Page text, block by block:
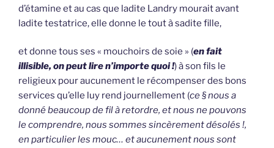
d’étamine et au cas que ladite Landry mourait avant
ladite testatrice, elle donne le tout à sadite fille,
et donne tous ses « mouchoirs de soie » (en fait
illisible, on peut lire n’importe quoi !) à son fils le
religieux pour aucunement le récompenser des bons
services qu’elle luy rend journellement (ce § nous a
donné beaucoup de fil à retordre, et nous ne pouvons
le comprendre, nous sommes sincèrement désolés !,
en particulier les mouc… et aucunement nous sont